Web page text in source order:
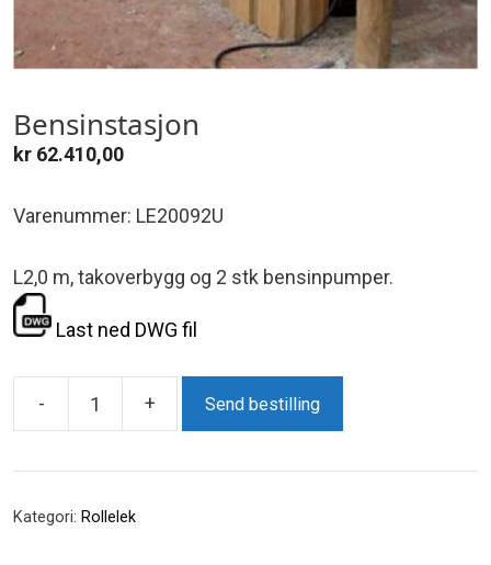
Bensinstasjon
kr 62.410,00
Varenummer: LE20092U
L2,0 m, takoverbygg og 2 stk bensinpumper.
Last ned DWG fil
-
Bensinstasjon
+ Send bestilling
Kategori: Rollelek